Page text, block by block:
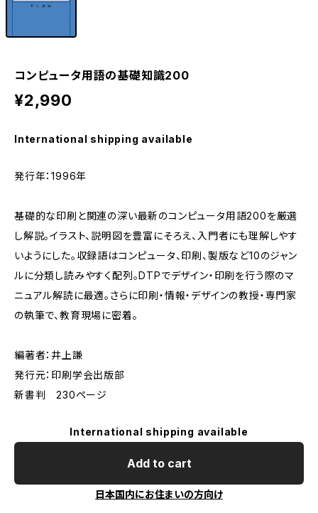
コンピュータ用語の基礎知識200
¥2,990
International shipping available
発行年：1996年
基礎的な印刷と関連の深い最新のコンピュータ用語200を厳選
し解説。イラスト、説明図を豊富にそろえ、入門者にも理解しやす
いようにした。収録語はコンピュータ、印刷、製版など10のジャン
ルに分類し読みやすく配列。DTPでデザイン・印刷を行う際のマ
ニュアル解読に最適。さらに印刷・情報・デザインの教授・専門家
の執筆で、教育現場に密着。
編著者：井上謙
発行元：印刷学会出版部
新書判 230ページ
International shipping available
Add to cart
日本国内にお住まいの方向け